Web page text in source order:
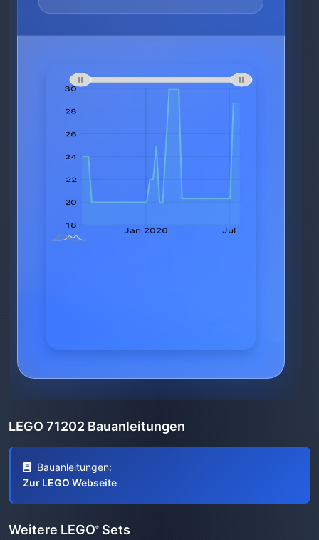
LEGO 71202 Bauanleitungen
Bauanleitungen:
Zur LEGO Webseite
Weitere LEGO® Sets